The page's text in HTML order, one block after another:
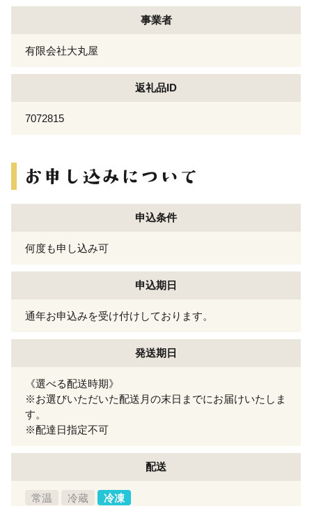
事業者
有限会社大丸屋
返礼品ID
7072815
申込条件
何度も申し込み可
申込期日
通年お申込みを受け付けしております。
発送期日
《選べる配送時期》
※お選びいただいた配送月の末日までにお届けいたしま
す。
※配達日指定不可
配送
常温 冷蔵 冷凍